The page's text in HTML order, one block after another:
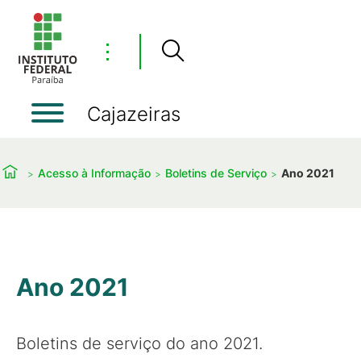
⋮
Cajazeiras
Acesso à Informação Boletins de Serviço Ano 2021
Ano 2021
Boletins de serviço do ano 2021.